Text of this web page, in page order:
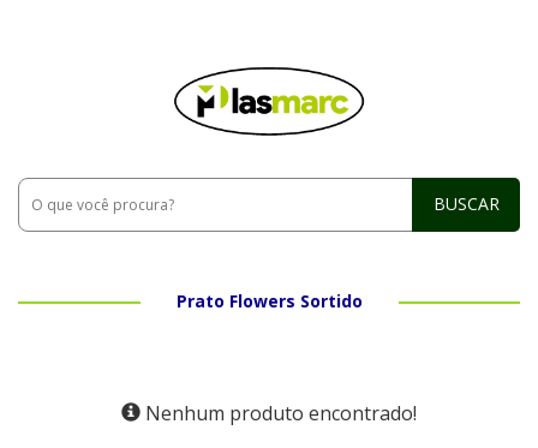
BUSCAR
Prato Flowers Sortido
Nenhum produto encontrado!